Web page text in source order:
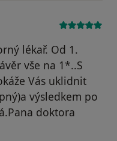
lékař. Od 1.
vše na 1*..S
Vás uklidnit
výsledkem po
doktora